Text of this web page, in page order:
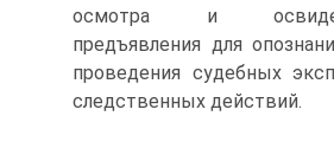
осмотра и
предъявления для
проведения судебных
следственных действий.